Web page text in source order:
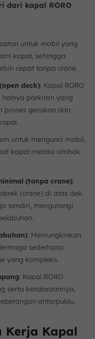
dari kapal RORO
untuk mobil yang
kapal, sehingga
cepat tanpa crane.
deck): Kapal RORO
halnya parkiran yang
proses gerakan dan
untuk mengunci mobil,
kapal melalui ombak
(tanpa crane):
(crane) di atas dek.
sendiri, mengurangi
: Memungkinkan
sederhana.
yang kompleks.
: Kapal RORO
serta kendaraannya,
antarpulau.
Kerja Kapal